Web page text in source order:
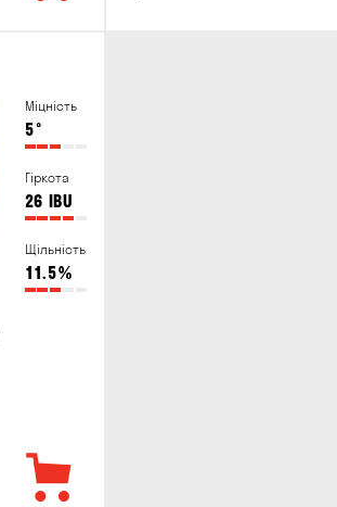
Міцність
5°
Гіркота
26 IBU
Щільність
11.5%